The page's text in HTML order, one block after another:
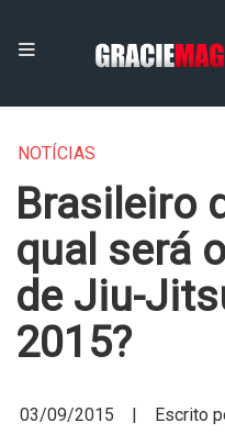
NOTÍCIAS
Brasileiro
qual será
de Jiu-
2015?
03/09/2015 | Escrito